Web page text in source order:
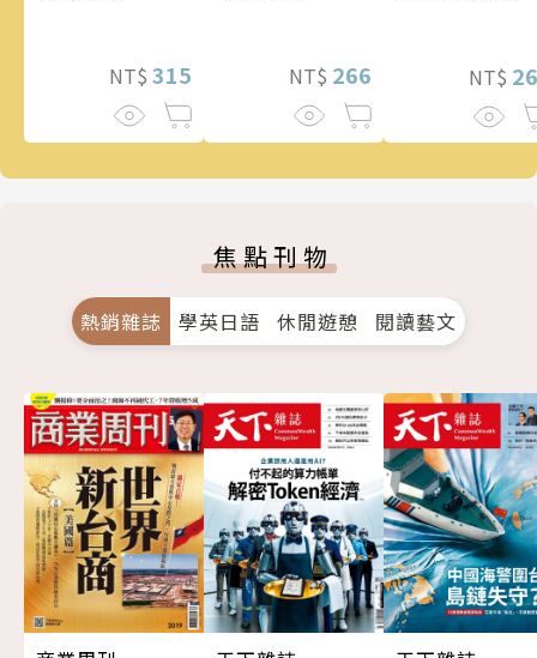
NT$ 315 NT$ 266 NT$
焦點刊物
熱銷雜誌 學英日語 休閒遊憩 閱讀藝文